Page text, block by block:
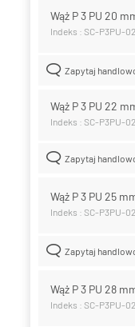
Wąż P 3 PU 20
Indeks : SC-P3PU-
Zapytaj
Wąż P 3 PU 22
Indeks : SC-P3PU-
Zapytaj
Wąż P 3 PU 25
Indeks : SC-P3PU-
Zapytaj
Wąż P 3 PU 28
Indeks : SC-P3PU-